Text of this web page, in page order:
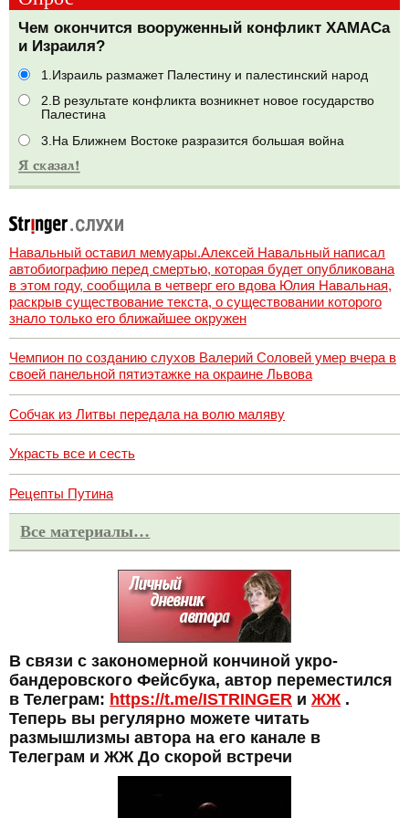
Чем окончится вооруженный конфликт ХАМАСа
и Израиля?
1.Израиль размажет Палестину и палестинский народ
2.В результате конфликта возникнет новое государство
Палестина
3.На Ближнем Востоке разразится большая война
Навальный оставил мемуары.Алексей Навальный написал
автобиографию перед смертью, которая будет опубликована
в этом году, сообщила в четверг его вдова Юлия Навальная,
раскрыв существование текста, о существовании которого
знало только его ближайшее окружен
Чемпион по созданию слухов Валерий Соловей умер вчера в
своей панельной пятиэтажке на окраине Львова
Собчак из Литвы передала на волю маляву
Украсть все и сесть
Рецепты Путина
Все материалы…
В связи с закономерной кончиной укро-
бандеровского Фейсбука, автор переместился
в Телеграм: https://t.me/ISTRINGER и ЖЖ.
Теперь вы регулярно можете читать
размышлизмы автора на его канале в
Телеграм и ЖЖ До скорой встречи